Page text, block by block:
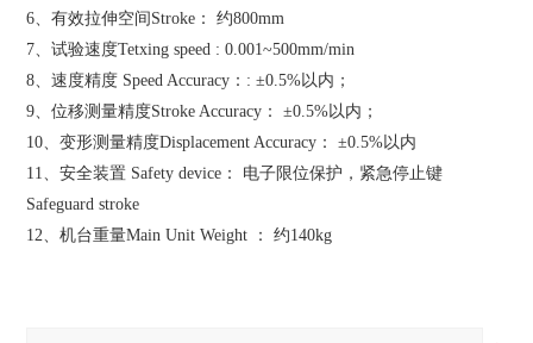
6、有效拉伸空间Stroke： 约800mm
7、试验速度Tetxing speed : 0.001~500mm/min
8、速度精度 Speed Accuracy：: ±0.5%以内；
9、位移测量精度Stroke Accuracy： ±0.5%以内；
10、变形测量精度Displacement Accuracy： ±0.5%以内
11、安全装置 Safety device： 电子限位保护，紧急停止键
Safeguard stroke
12、机台重量Main Unit Weight ： 约140kg